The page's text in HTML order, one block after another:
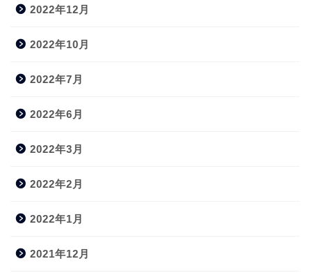
2022年12月
2022年10月
2022年7月
2022年6月
2022年3月
2022年2月
2022年1月
2021年12月